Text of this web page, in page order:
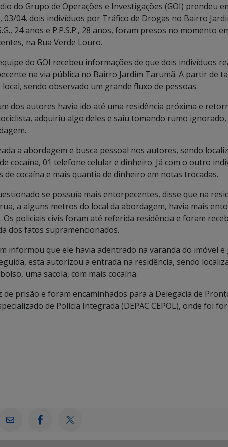
do Grupo de Operações e Investigações (GOI) prendeu
04, dois indivíduos por Tráfico de Drogas no Bairro
24 anos e P.P.S.P., 28 anos, foram presos no momento
na Rua Verde Louro.
do GOI recebeu informações de que dois indivíduos
na via pública no Bairro Jardim Tarumã. A partir de
sendo observado um grande fluxo de pessoas.
dos autores havia ido até uma residência próxima e
adquiriu algo deles e saiu tomando rumo ignorado,
a abordagem e busca pessoal nos autores, sendo
cocaína, 01 telefone celular e dinheiro. Já com o outro
de cocaína e mais quantia de dinheiro em notas trocadas.
se possuía mais entorpecentes, disse que na
a alguns metros do local da abordagem, havia mais
Os policiais civis foram até referida residência e foram
dos fatos supramencionados.
informou que ele havia adentrado na varanda do imóvel e
esta autorizou a entrada na residência, sendo
uma sacola, com mais cocaína.
de prisão e foram encaminhados para a Delegacia de
de Polícia Integrada (DEPAC CEPOL), onde foi